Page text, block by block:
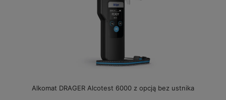
Alkomat DRAGER Alcotest 6000 z opcją bez ustnika